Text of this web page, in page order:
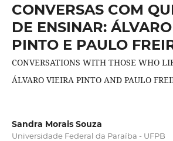
CONVERSAS COM
DE ENSINAR:
PINTO E PAULO
CONVERSATIONS WITH THOSE WHO
ÁLVARO VIEIRA PINTO AND PAULO
Sandra Morais Souza
Universidade Federal da Paraíba - UFPB